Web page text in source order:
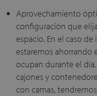
Aprovechamiento
configuración que
espacio. En el caso
estaremos ahorrando
ocupan durante el
cajones y
con camas,